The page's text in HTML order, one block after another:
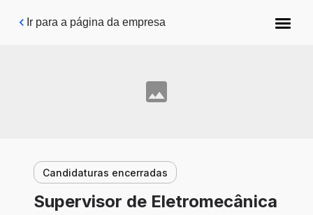
Pular para o conteúdo principal
Ir para a página da empresa
Candidaturas encerradas
Supervisor de Eletromecânica